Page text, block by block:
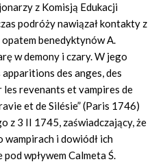
z Komisją Edukacji
podróży nawiązał kontakty z
benedyktynów A.
w demony i czary. W jego
des anges, des
les revenants et vampires de
et de Silésie” (Paris 1746)
z 3 II 1745, zaświadczający, że
wampirach i dowiódł ich
wpływem Calmeta Ś.